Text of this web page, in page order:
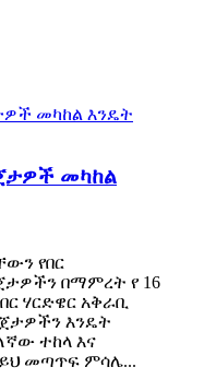
መካከል
የበር
በማምረት የ 16
ሃርድዌር አቅራቢ
እንዴት
ተከላ እና
መጣጥፍ ምሳሌ...